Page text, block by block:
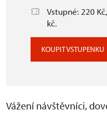
Vstupné: 220
kč.
KOUPIT VSTUPENKU
Vážení návštěvníci,